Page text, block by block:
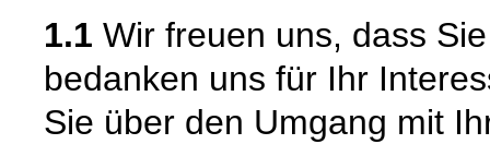
1.1 Wir freuen uns, dass
bedanken uns für Ihr
Sie über den Umgang mit